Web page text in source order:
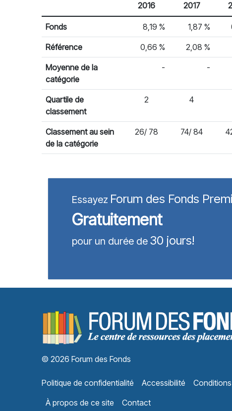
Rendement par année civile
% Rendement
2016 2017
Fonds 8,19 % 1,87 %
Référence 0,66 % 2,08 %
Moyenne de la
catégorie
- -
Quartile de
classement
2 4
Classement au sein
de la catégorie
26/ 78 74/ 84
Essayez Forum des Fonds
Gratuitement
pour un durée de 30 jours!
© 2026 Forum des Fonds
Politique de confidentialité Accessibilité
À propos de ce site
Contact